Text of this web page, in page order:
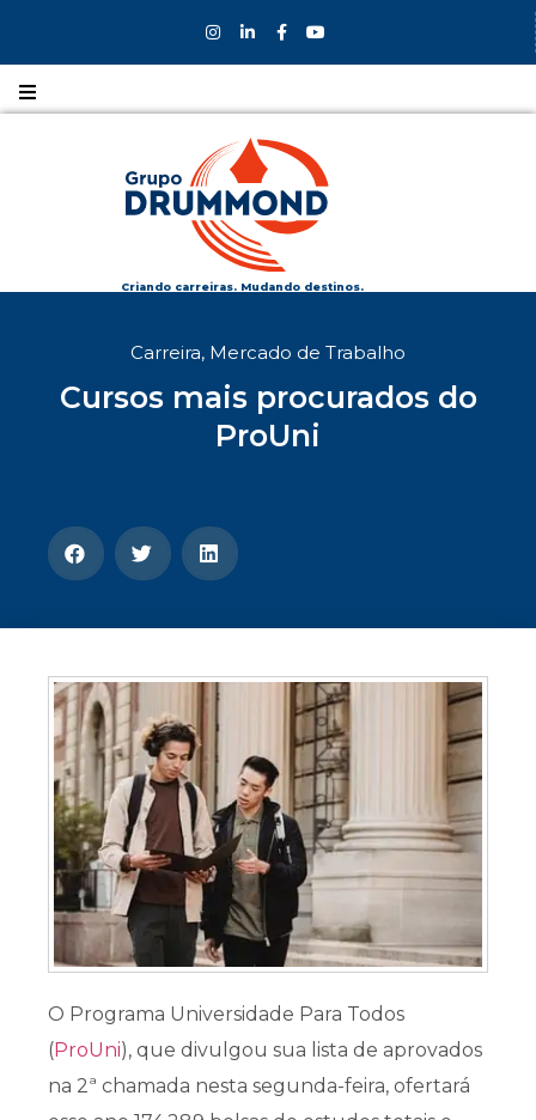
CONOSCO
Criando carreiras. Mudando destinos.
Carreira, Mercado de Trabalho
Cursos mais procurados do
ProUni
O Programa Universidade Para Todos
(ProUni), que divulgou sua lista de aprovados
na 2ª chamada nesta segunda-feira, ofertará